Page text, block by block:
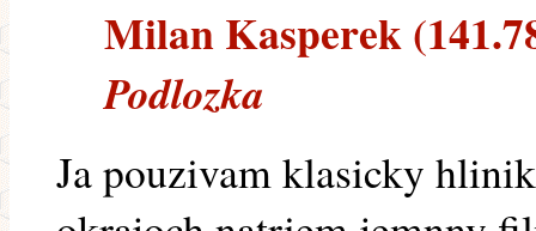
Milan Kasperek
Podlozka
Ja pouzivam klasicky